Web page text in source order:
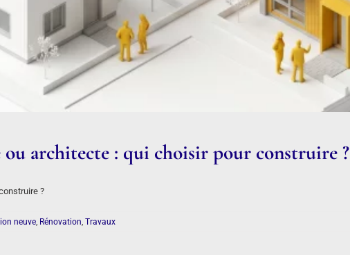
architecte : qui choisir pour construire ?
?
neuve Rénovation Travaux